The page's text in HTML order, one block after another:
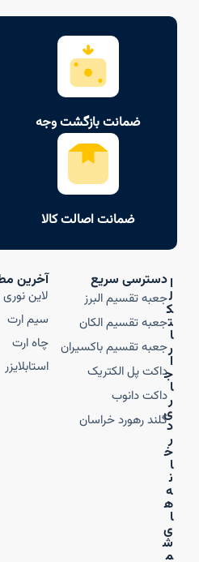
ضمانت بازگشت وجه
ضمانت اصالت کالا
ا
ل
ک
ت
ا
ر
ا
ج
ا
ر
ی
د
ر
خ
ا
ن
ه‌
ه
ا
ی
ش
م
دسترسی سریع
جعبه تقسیم البرز
جعبه تقسیم الکان
جعبه تقسیم باکسیران
داکت پل الکتریک
داکت دانوب
گلند رهورد خراسان
آخرین
لاین
سیم ارت
چاه ارت
استابلایزر